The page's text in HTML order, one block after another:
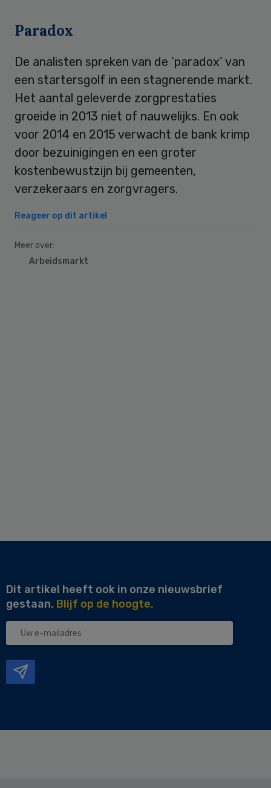
Paradox
De analisten spreken van de ‘paradox’ van
een startersgolf in een stagnerende markt.
Het aantal geleverde zorgprestaties
groeide in 2013 niet of nauwelijks. En ook
voor 2014 en 2015 verwacht de bank krimp
door bezuinigingen en een groter
kostenbewustzijn bij gemeenten,
verzekeraars en zorgvragers.
Reageer op dit artikel
Meer over:
Arbeidsmarkt
Dit artikel heeft ook in onze nieuwsbrief
gestaan. Blijf op de hoogte.
Uw